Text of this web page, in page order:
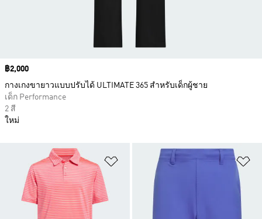
เพิ่มไปยังรายการสินค้าโปรด
Price
฿2,000
กางเกงขายาวแบบปรับได้ ULTIMATE 365 สำหรับเด็กผู้ชาย
เด็ก Performance
2 สี
ใหม่